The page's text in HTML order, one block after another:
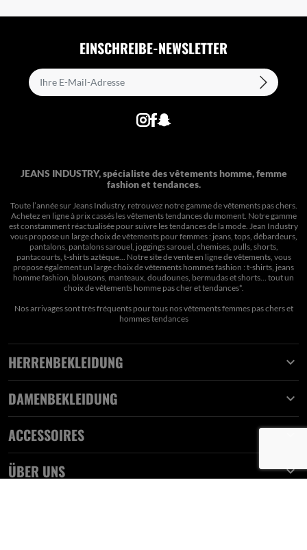
EINSCHREIBE-NEWSLETTER
JEANS INDUSTRY, spécialiste des vêtements homme, femme
fashion et tendances.
Toute l’année sur Jeans Industry, retrouvez notre gamme de vêtements pas chers.
Achetez en ligne à prix cassés les vêtements tendances du moment. Notre gamme
est constamment réactualisée pour suivre les tendances de la mode. Jean Industry
vous propose un large choix de vêtements pour femmes : jeans, tops, débardeurs,
pantalons, pantalons sarouel, joggings sarouel, chemises, pulls, shorts,
pantacourts, t-shirts aztèque... Notre site de vente en ligne de vêtements, vous
propose également un large choix de vêtements hommes fashion : t-shirts, jeans
homme fashion, blousons, manteaux, doudounes, bermudas et shorts… tout un
choix devêtements homme pas cher et tendances*.
Nos arrivages sont très fréquents pour tous nosvêtements femmes pas cherset
hommes tendances
HERRENBEKLEIDUNG 
DAMENBEKLEIDUNG 
ACCESSOIRES
ÜBER UNS 